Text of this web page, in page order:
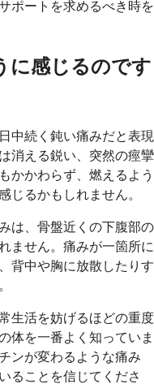
ポートを求めるべき時を
に感じるのです
中続く鈍い痛みだと表現
消える鋭い、突然の痙攣
かかわらず、燃えるよう
じるかもしれません。
は、骨盤近くの下腹部の
ません。痛みが一箇所に
背中や胸に放散したりす
生活を妨げるほどの重度
体を一番よく知っていま
ンが変わるような痛み
ることを信じてくださ